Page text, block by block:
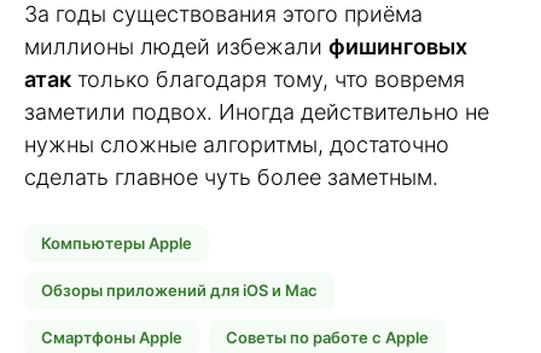
За годы существования этого приёма
миллионы людей избежали фишинговых
атак только благодаря тому, что вовремя
заметили подвох. Иногда действительно не
нужны сложные алгоритмы, достаточно
сделать главное чуть более заметным.
Компьютеры Apple
Обзоры приложений для iOS и Mac
Смартфоны Apple Советы по работе с Apple